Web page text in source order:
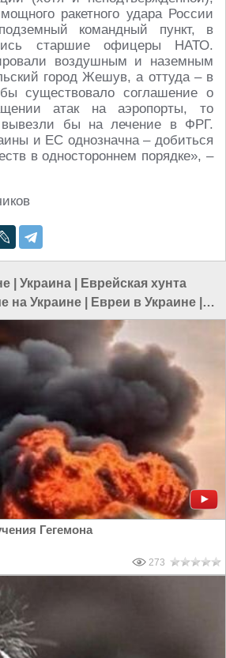
ракетного удара России
командный пункт, в
старшие офицеры НАТО.
воздушным и наземным
город Жешув, а оттуда – в
существовало соглашение о
атак на аэропорты, то
вывезли бы на лечение в ФРГ.
и ЕС однозначна – добиться
в одностороннем порядке», –
Украина
Еврейская хунта
на Украине Евреи в Украине
Гегемона
273